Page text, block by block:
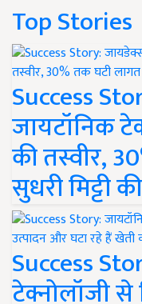
Top Stories
Success
जायटॉनिक
की तस्वीर,
सुधरी मिट्टी
Success
टेक्नोलॉजी